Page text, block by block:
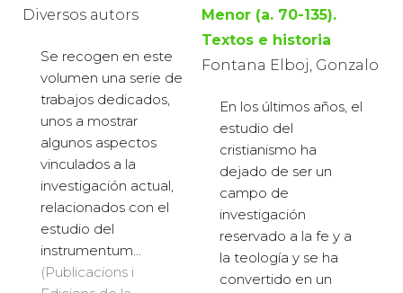
Diversos autors
Se recogen en este
volumen una serie de
trabajos dedicados,
unos a mostrar
algunos aspectos
vinculados a la
investigación actual,
relacionados con el
estudio del
instrumentum...
(Publicacions i
Menor (a. 70-135).
Textos e historia
Fontana Elboj, Gonzalo
En los últimos años, el
estudio del
cristianismo ha
dejado de ser un
campo de
investigación
reservado a la fe y a
la teología y se ha
convertido en un